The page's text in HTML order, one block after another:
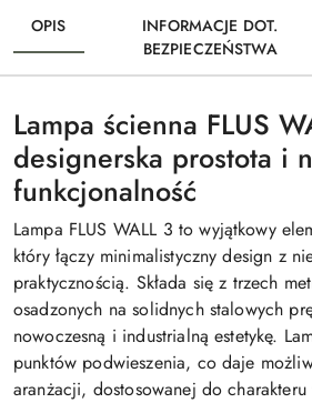
OPIS
INFORMACJE DOT.
BEZPIECZEŃSTWA
Lampa ścienna FLUS
designerska prostota i
funkcjonalność
Lampa FLUS WALL 3 to wyjątkowy
który łączy minimalistyczny design z
praktycznością. Składa się z trzech
osadzonych na solidnych stalowych
nowoczesną i industrialną estetykę.
punktów podwieszenia, co daje
aranżacji, dostosowanej do charakteru